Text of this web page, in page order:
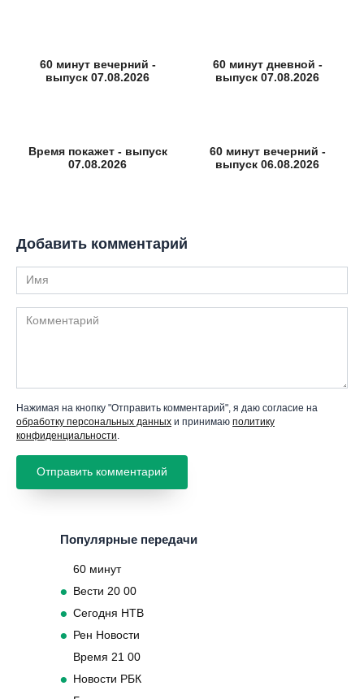
60 минут вечерний -
выпуск 07.08.2026
60 минут дневной -
выпуск 07.08.2026
Время покажет - выпуск
07.08.2026
60 минут вечерний -
выпуск 06.08.2026
Добавить комментарий
Имя
Комментарий
Нажимая на кнопку "Отправить комментарий", я даю согласие на
обработку персональных данных и принимаю политику
конфиденциальности
Популярные передачи
60 минут
Вести 20 00
Сегодня НТВ
Рен Новости
Время 21 00
Новости РБК